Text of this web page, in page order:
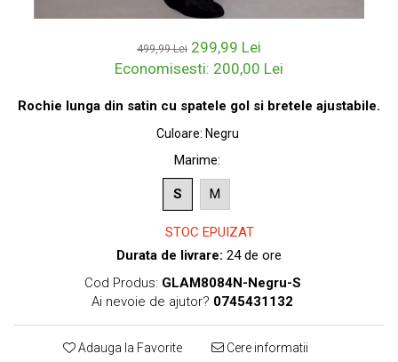
499,99 Lei 299,99 Lei
Economisesti: 200,00 Lei
Rochie lunga din satin cu spatele gol si bretele ajustabile.
Culoare: Negru
Marime:
S M
STOC EPUIZAT
Durata de livrare: 24 de ore
Cod Produs: GLAM8084N-Negru-S
Ai nevoie de ajutor? 0745431132
Adauga la Favorite Cere informatii